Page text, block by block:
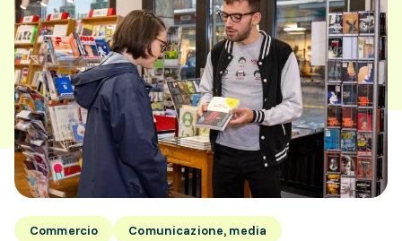
Commercio Comunicazione, media